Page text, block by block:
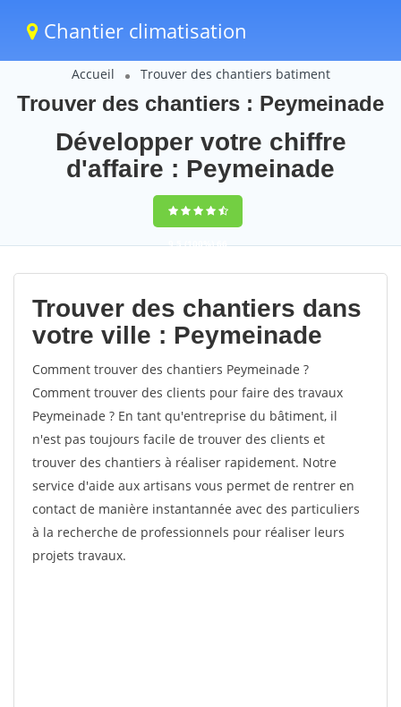
Chantier climatisation
Accueil Trouver des chantiers batiment
Trouver des chantiers : Peymeinade
Développer votre chiffre
d'affaire : Peymeinade
9,5(100%)66
votes
Trouver des chantiers dans
votre ville : Peymeinade
Comment trouver des chantiers Peymeinade ?
Comment trouver des clients pour faire des travaux
Peymeinade ? En tant qu'entreprise du bâtiment, il
n'est pas toujours facile de trouver des clients et
trouver des chantiers à réaliser rapidement. Notre
service d'aide aux artisans vous permet de rentrer en
contact de manière instantannée avec des particuliers
à la recherche de professionnels pour réaliser leurs
projets travaux.